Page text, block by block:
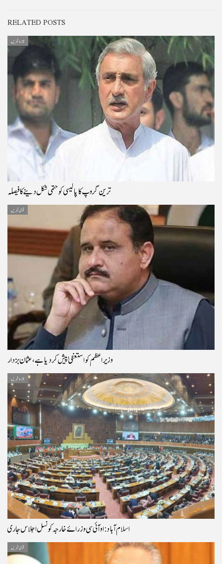
RELATED POSTS
تازہ خبریں
ترین گروپ کا پالیسی کو حتمی شکل دینے کا فیصلہ
قومی خبریں
وزیراعظم کو استعفیٰ پیش کر دیا ہے، عثمان بزدار
تازہ خبریں
اسلام آباد: او آئی سی وزرائے خارجہ کونسل اجلاس جاری
قومی خبریں